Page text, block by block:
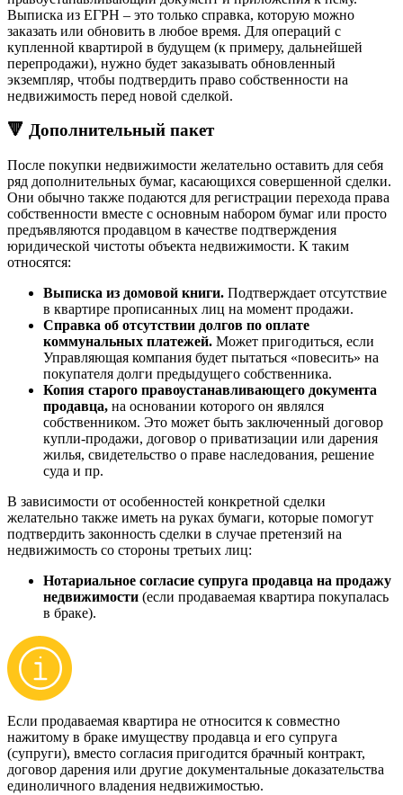
Выписка из ЕГРН – это только справка, которую можно
заказать или обновить в любое время. Для операций с
купленной квартирой в будущем (к примеру, дальнейшей
перепродажи), нужно будет заказывать обновленный
экземпляр, чтобы подтвердить право собственности на
недвижимость перед новой сделкой.
🔻 Дополнительный пакет
После покупки недвижимости желательно оставить для себя
ряд дополнительных бумаг, касающихся совершенной сделки.
Они обычно также подаются для регистрации перехода права
собственности вместе с основным набором бумаг или просто
предъявляются продавцом в качестве подтверждения
юридической чистоты объекта недвижимости. К таким
относятся:
Выписка из домовой книги. Подтверждает отсутствие
в квартире прописанных лиц на момент продажи.
Справка об отсутствии долгов по оплате
коммунальных платежей. Может пригодиться, если
Управляющая компания будет пытаться «повесить» на
покупателя долги предыдущего собственника.
Копия старого правоустанавливающего документа
продавца, на основании которого он являлся
собственником. Это может быть заключенный договор
купли-продажи, договор о приватизации или дарения
жилья, свидетельство о праве наследования, решение
суда и пр.
В зависимости от особенностей конкретной сделки
желательно также иметь на руках бумаги, которые помогут
подтвердить законность сделки в случае претензий на
недвижимость со стороны третьих лиц:
Нотариальное согласие супруга продавца на продажу
недвижимости (если продаваемая квартира покупалась
в браке).
Если продаваемая квартира не относится к совместно
нажитому в браке имуществу продавца и его супруга
(супруги), вместо согласия пригодится брачный контракт,
договор дарения или другие документальные доказательства
единоличного владения недвижимостью.